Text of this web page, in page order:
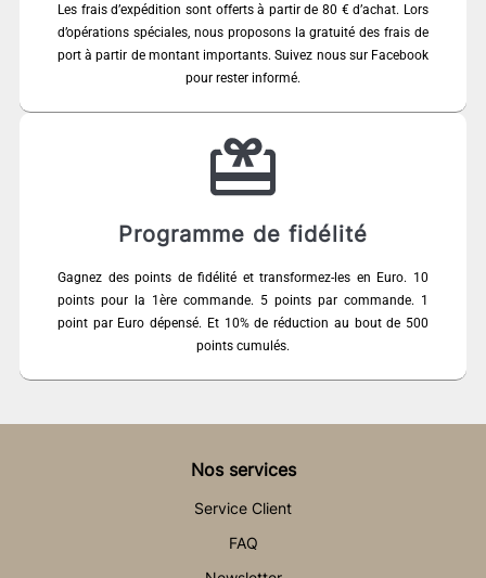
Les frais d’expédition sont offerts à partir de 80 € d’achat. Lors
d’opérations spéciales, nous proposons la gratuité des frais de
port à partir de montant importants. Suivez nous sur Facebook
pour rester informé.
Programme de fidélité
Gagnez des points de fidélité et transformez-les en Euro. 10
points pour la 1ère commande. 5 points par commande. 1
point par Euro dépensé. Et 10% de réduction au bout de 500
points cumulés.
Nos services
Service Client
FAQ